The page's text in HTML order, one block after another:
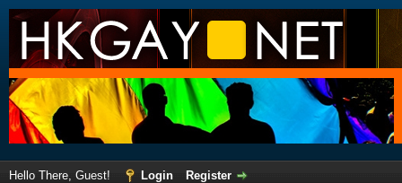
Hello There, Guest! Login
Register